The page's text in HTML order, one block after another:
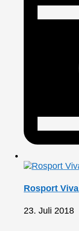
Rosport
23. Juli 2018